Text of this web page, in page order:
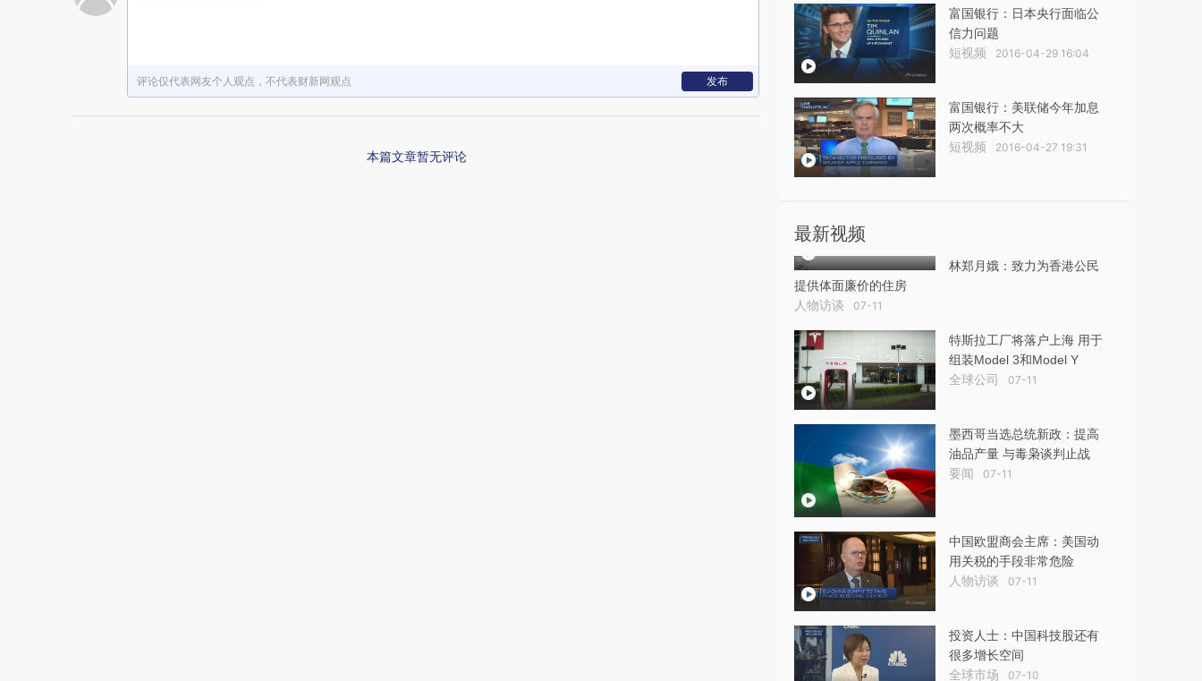
评论仅代表网友个人观点，不代表财新网观点 发布
本篇文章暂无评论
富国银行：日本央行面临公
信力问题
短视频 2016-04-29 16:04
富国银行：美联储今年加息
两次概率不大
短视频 2016-04-27 19:31
最新视频
林郑月娥：致力为香港公民
提供体面廉价的住房
人物访谈 07-11
特斯拉工厂将落户上海 用于
组装Model 3和Model Y
全球公司 07-11
墨西哥当选总统新政：提高
油品产量 与毒枭谈判止战
要闻 07-11
中国欧盟商会主席：美国动
用关税的手段非常危险
人物访谈 07-11
投资人士：中国科技股还有
很多增长空间
全球市场 07-10